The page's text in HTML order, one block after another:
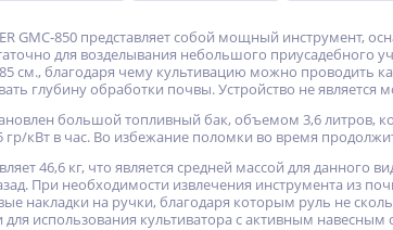
GMC-850 представляет собой мощный инструмент,
для возделывания небольшого
см., благодаря чему культивацию можно проводить
глубину обработки почвы. Устройство не является
большой топливный бак, объемом 3,6 литров,
гр/кВт в час. Во избежание поломки во время
46,6 кг, что является средней массой для данного
При необходимости извлечения инструмента из
накладки на ручки, благодаря которым руль не
использования культиватора с активным